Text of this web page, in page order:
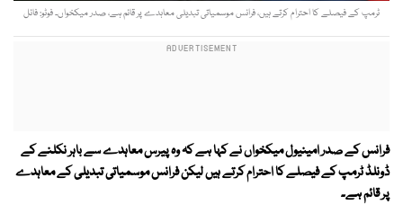
ٹرمپ کے فیصلے کا احترام کرتے ہیں، فرانس موسمیاتی تبدیلی معاہدے پر قائم ہے، صدر میکخواں۔ فوٹو: فائل
فرانس کے صدر امینیول میکخواں نے کہا ہے کہ وہ پیرس معاہدے سے باہر نکلنے کے
ڈونلڈ ٹرمپ کے فیصلے کا احترام کرتے ہیں لیکن فرانس موسمیاتی تبدیلی کے معاہدے
پر قائم ہے۔